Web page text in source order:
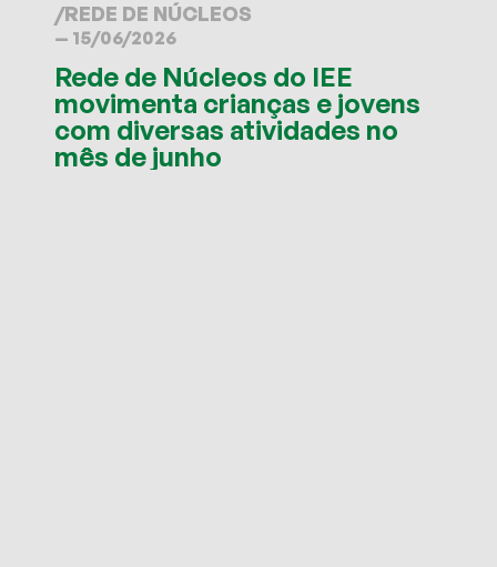
/REDE DE NÚCLEOS
— 15/06/2026
Rede de Núcleos do IEE
movimenta crianças e jovens
com diversas atividades no
mês de junho